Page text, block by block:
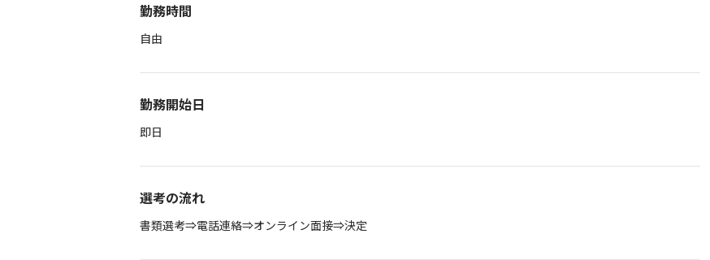
勤務時間
自由
勤務開始日
即日
選考の流れ
書類選考⇒電話連絡⇒オンライン面接⇒決定